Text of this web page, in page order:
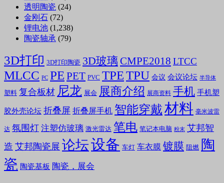
透明陶瓷 (24)
金刚石 (72)
锂电池 (1,238)
陶瓷轴承 (79)
3D打印 3D打印陶瓷 3D玻璃 CMPE2018 LTCC
MLCC PC PE PET PVC TPETPU 会议 会议论坛 半导体
塑料 复合板材 尼龙 展会 展商介绍 展商资料 手机 手机塑
胶外壳论坛 折叠屏 折叠屏手机 智能穿戴材料 毫米波雷
达 氛围灯 注塑仿玻璃 激光雷达 笔电 笔记本电脑 粉末 艾邦智
造 艾邦陶瓷展 论坛设备 车灯 车衣膜 镀膜 阻燃 陶
瓷 陶瓷基板 陶瓷，展会